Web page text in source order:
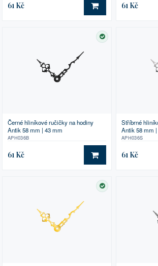
61 Kč DO KOŠÍKU
61 Kč
SKLADEM
Černé hliníkové ručičky na hodiny
Antik 58 mm | 43 mm
APH036B
61 Kč DO KOŠÍKU
Stříbrné
Antik 58 mm
APH036S
61 Kč
SKLADEM